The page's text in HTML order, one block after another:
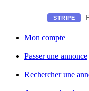
STRIPE
Mon compte
|
Passer une annonce
|
Rechercher une
|